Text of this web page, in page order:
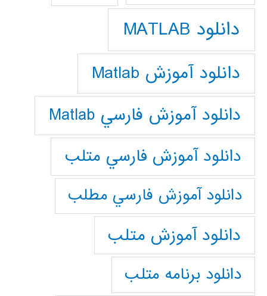
دانلود MATLAB
دانلود آموزش Matlab
دانلود آموزش فارسي Matlab
دانلود آموزش فارسي متلب
دانلود آموزش فارسي مطلب
دانلود آموزش متلب
دانلود برنامه متلب